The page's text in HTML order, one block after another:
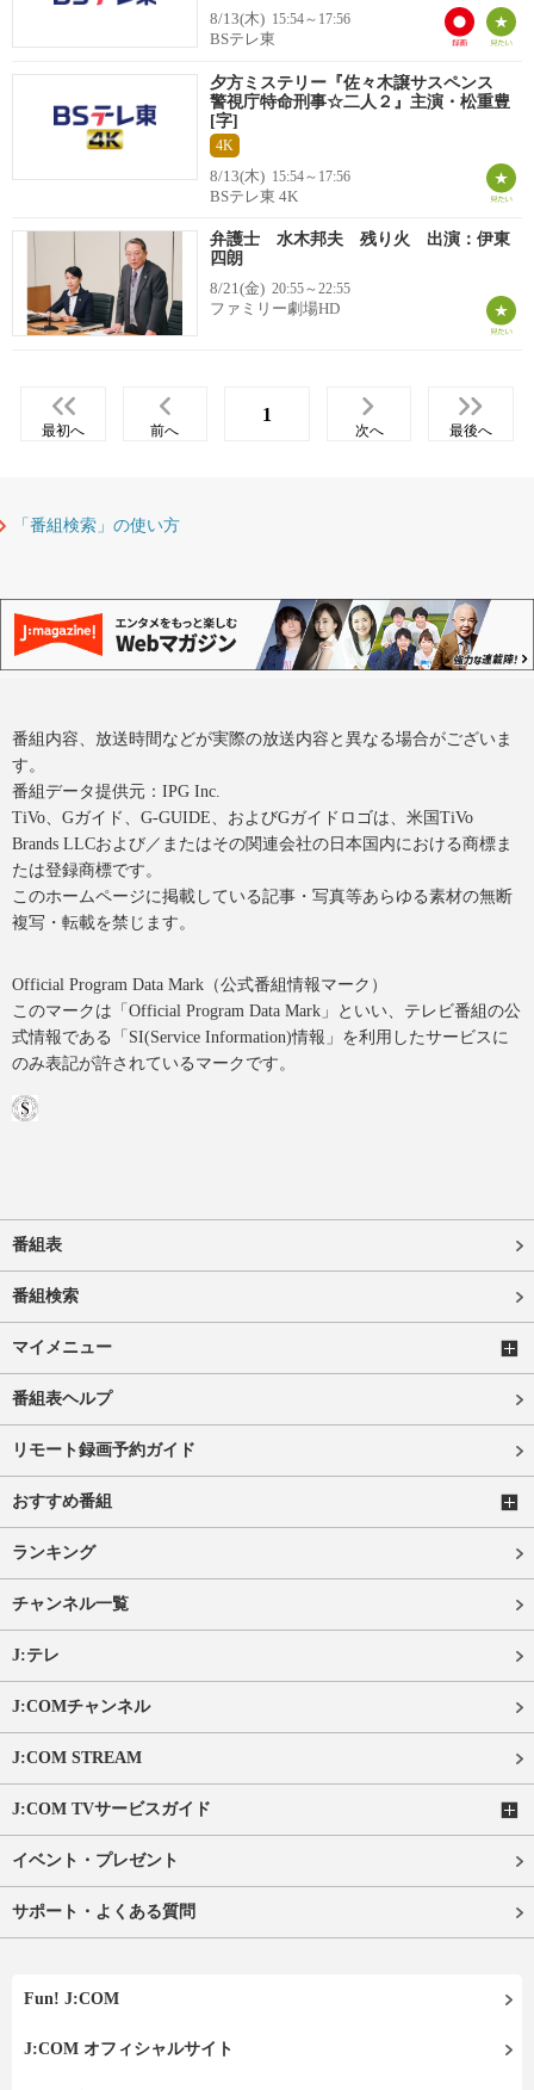
8/13(木) 15:54～17:56
BSテレ東
夕方ミステリー『佐々木譲サスペンス
警視庁特命刑事☆二人２』主演・松重豊
[字]
4K
8/13(木) 15:54～17:56
BSテレ東 4K
弁護士 水木邦夫 残り火 出演：伊東
四朗
8/21(金) 20:55～22:55
ファミリー劇場HD
最初へ 前へ
1
次へ 最後へ
「番組検索」の使い方
番組内容、放送時間などが実際の放送内容と異なる場合がございま
す。
番組データ提供元：IPG Inc.
TiVo、Gガイド、G-GUIDE、およびGガイドロゴは、米国TiVo
Brands LLCおよび／またはその関連会社の日本国内における商標ま
たは登録商標です。
このホームページに掲載している記事・写真等あらゆる素材の無断
複写・転載を禁じます。
Official Program Data Mark（公式番組情報マーク）
このマークは「Official Program Data Mark」といい、テレビ番組の公
式情報である「SI(Service Information)情報」を利用したサービスに
のみ表記が許されているマークです。
番組表
番組検索
マイメニュー
番組表ヘルプ
リモート録画予約ガイド
おすすめ番組
ランキング
チャンネル一覧
J:テレ
J:COMチャンネル
J:COM STREAM
J:COM TVサービスガイド
イベント・プレゼント
サポート・よくある質問
Fun! J:COM
J:COM オフィシャルサイト